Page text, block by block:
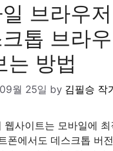
브라우
톱 브라
는 방법
월 25일 by 김필승 작
웹사이트는 모바일에
폰에서도 데스크톱 버